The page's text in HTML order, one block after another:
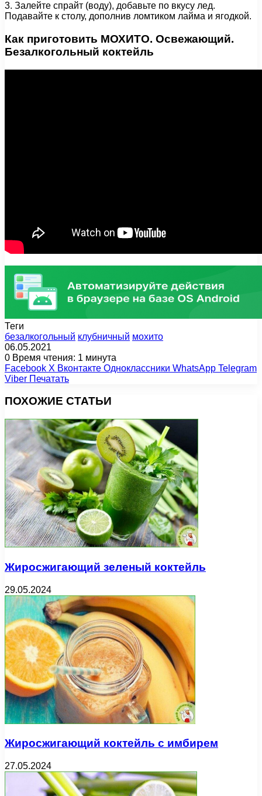
3. Залейте спрайт (воду), добавьте по вкусу лед.
Подавайте к столу, дополнив ломтиком лайма и ягодкой.
Как приготовить МОХИТО. Освежающий.
Безалкогольный коктейль
Теги
безалкогольный клубничный мохито
06.05.2021
0 Время чтения: 1 минута
Facebook X Вконтакте Одноклассники WhatsApp Telegram
Viber Печатать
ПОХОЖИЕ СТАТЬИ
Жиросжигающий зеленый коктейль
29.05.2024
Жиросжигающий коктейль с имбирем
27.05.2024